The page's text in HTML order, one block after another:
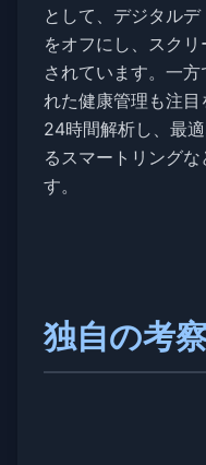
として、デジタル
をオフにし、スク
されています。一
れた健康管理も注
24時間解析し、最
るスマートリング
す。
独自の考